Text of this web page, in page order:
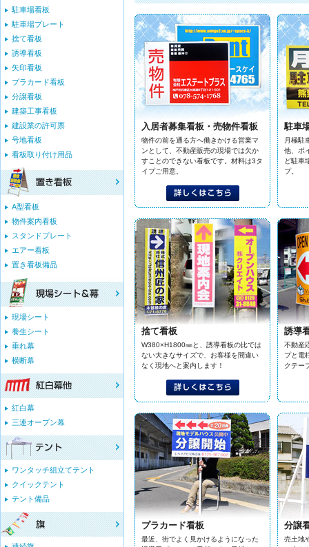
入居者募集看板・売物件看板
物件の前を通る方へ働きかける営業マ
ンとして、不動産販売の現場では欠か
すことのできない看板です。材料は3タ
イプご用意。
駐車
月極駐
他、ポ
ど駐車
プ。
捨て看板
W380×H1800㎜と、誘導看板の比では
ない大きなサイズで、お客様を間違い
なく現地へと案内します！
誘導
不動産
プと電
クテー
プラカード看板
最近、街でよく見かけるようになった
分譲
売土地
駐車場看板
駐車場プレート
捨て看板
誘導看板
矢印看板
プラカード看板
分譲看板
建築工事看板
建設業の許可票
号地看板
看板取り付け用品
A型看板
物件案内看板
スタンドプレート
エアー看板
置き看板備品
現場シート
養生シート
垂れ幕
横断幕
紅白幕
三連オープン幕
ワンタッチ組立てテント
クイックテント
テント備品